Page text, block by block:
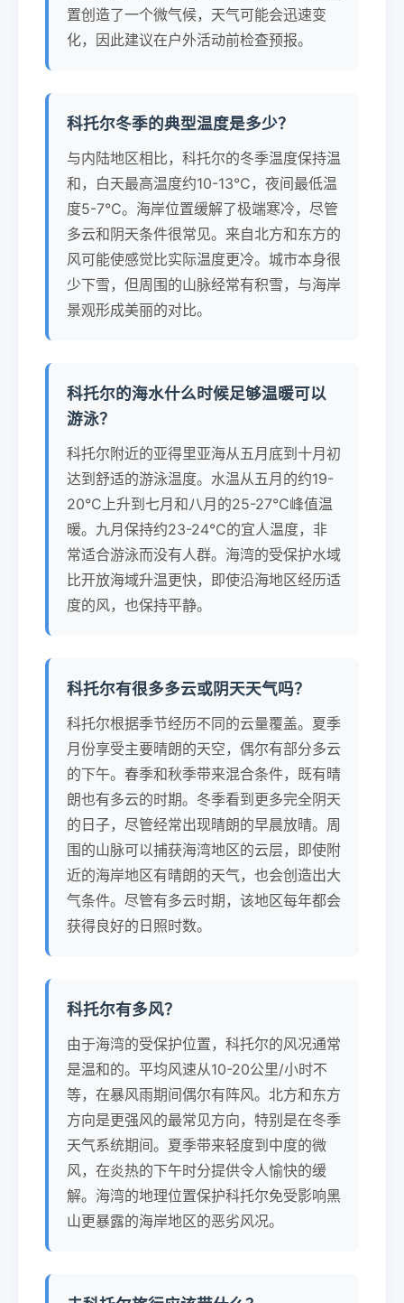
置创造了一个微气候，天气可能会迅速变
化，因此建议在户外活动前检查预报。
科托尔冬季的典型温度是多少？
与内陆地区相比，科托尔的冬季温度保持温
和，白天最高温度约10-13°C，夜间最低温
度5-7°C。海岸位置缓解了极端寒冷，尽管
多云和阴天条件很常见。来自北方和东方的
风可能使感觉比实际温度更冷。城市本身很
少下雪，但周围的山脉经常有积雪，与海岸
景观形成美丽的对比。
科托尔的海水什么时候足够温暖可以
游泳？
科托尔附近的亚得里亚海从五月底到十月初
达到舒适的游泳温度。水温从五月的约19-
20°C上升到七月和八月的25-27°C峰值温
暖。九月保持约23-24°C的宜人温度，非
常适合游泳而没有人群。海湾的受保护水域
比开放海域升温更快，即使沿海地区经历适
度的风，也保持平静。
科托尔有很多多云或阴天天气吗？
科托尔根据季节经历不同的云量覆盖。夏季
月份享受主要晴朗的天空，偶尔有部分多云
的下午。春季和秋季带来混合条件，既有晴
朗也有多云的时期。冬季看到更多完全阴天
的日子，尽管经常出现晴朗的早晨放晴。周
围的山脉可以捕获海湾地区的云层，即使附
近的海岸地区有晴朗的天气，也会创造出大
气条件。尽管有多云时期，该地区每年都会
获得良好的日照时数。
科托尔有多风？
由于海湾的受保护位置，科托尔的风况通常
是温和的。平均风速从10-20公里/小时不
等，在暴风雨期间偶尔有阵风。北方和东方
方向是更强风的最常见方向，特别是在冬季
天气系统期间。夏季带来轻度到中度的微
风，在炎热的下午时分提供令人愉快的缓
解。海湾的地理位置保护科托尔免受影响黑
山更暴露的海岸地区的恶劣风况。